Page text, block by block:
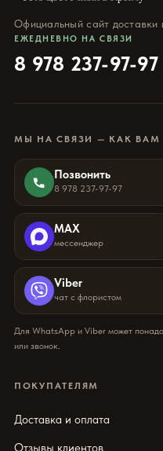
Официальный сайт доставки
ЕЖЕДНЕВНО НА СВЯЗИ
8 978 237-97-97
МЫ НА СВЯЗИ — КАК ВАМ
Позвонить
8 978 237-97-97
MAX
мессенджер
Viber
чат с флористом
Для WhatsApp и Viber может
или звонок.
ПОКУПАТЕЛЯМ
Доставка и оплата
Отзывы клиентов